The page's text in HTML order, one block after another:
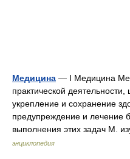
Медицина — I Медицина
практической
укрепление и сохранение
предупреждение и лечение
выполнения этих задач М.
энциклопедия